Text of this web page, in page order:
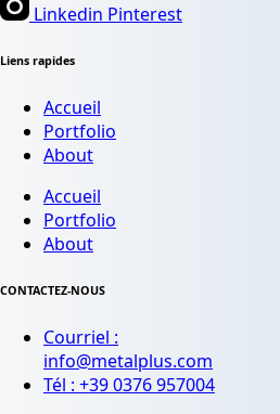
Linkedin Pinterest
Liens rapides
Accueil
Portfolio
About
Accueil
Portfolio
About
CONTACTEZ-NOUS
Courriel :
info@metalplus.com
Tél : +39 0376 957004